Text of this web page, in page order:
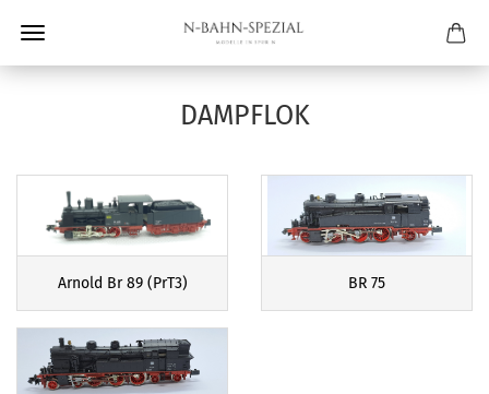
DAMPFLOK
Arnold Br 89 (PrT3) BR 75